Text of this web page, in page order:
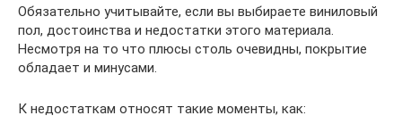
Обязательно учитывайте, если вы выбираете виниловый
пол, достоинства и недостатки этого материала.
Несмотря на то что плюсы столь очевидны, покрытие
обладает и минусами.
К недостаткам относят такие моменты, как: